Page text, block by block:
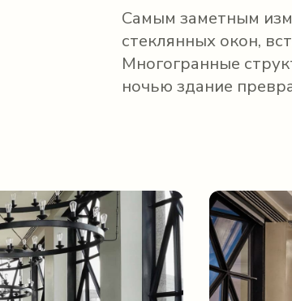
Самым заметным
стеклянных окон,
Многогранные
ночью здание